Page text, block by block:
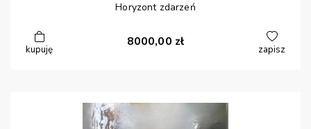
Horyzont zdarzeń
kupuję
8000,00 zł
zapisz